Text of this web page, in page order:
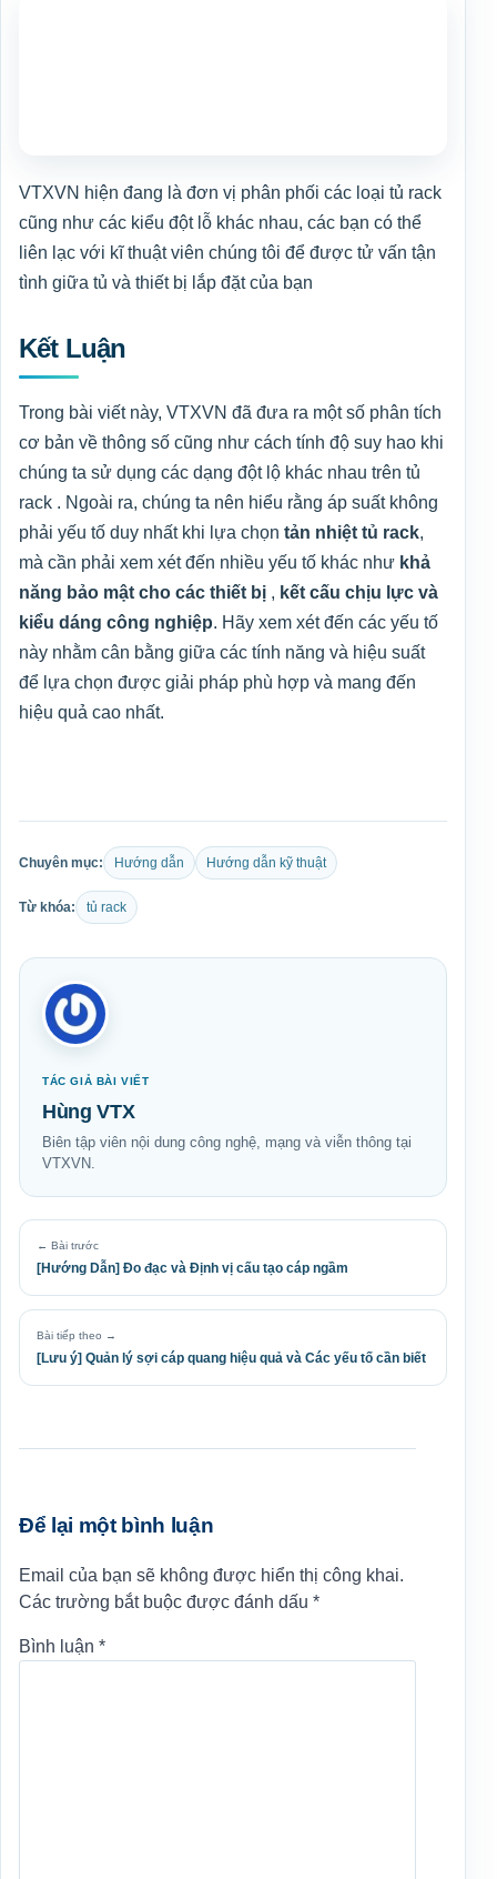
VTXVN hiện đang là đơn vị phân phối các loại tủ rack
cũng như các kiểu đột lỗ khác nhau, các bạn có thể
liên lạc với kĩ thuật viên chúng tôi để được tử vấn tận
tình giữa tủ và thiết bị lắp đặt của bạn
Kết Luận
Trong bài viết này, VTXVN đã đưa ra một số phân tích
cơ bản về thông số cũng như cách tính độ suy hao khi
chúng ta sử dụng các dạng đột lộ khác nhau trên tủ
rack . Ngoài ra, chúng ta nên hiểu rằng áp suất không
phải yếu tố duy nhất khi lựa chọn tản nhiệt tủ rack,
mà cần phải xem xét đến nhiều yếu tố khác như khả
năng bảo mật cho các thiết bị , kết cấu chịu lực và
kiểu dáng công nghiệp. Hãy xem xét đến các yếu tố
này nhằm cân bằng giữa các tính năng và hiệu suất
để lựa chọn được giải pháp phù hợp và mang đến
hiệu quả cao nhất.
Chuyên mục: Hướng dẫn Hướng dẫn kỹ thuật
Từ khóa: tủ rack
TÁC GIẢ BÀI VIẾT
Hùng VTX
Biên tập viên nội dung công nghệ, mạng và viễn thông tại
VTXVN.
← Bài trước
[Hướng Dẫn] Đo đạc và Định vị cấu tạo cáp ngầm
Bài tiếp theo →
[Lưu ý] Quản lý sợi cáp quang hiệu quả và Các yếu tố cần biết
Để lại một bình luận
Email của bạn sẽ không được hiển thị công khai.
Các trường bắt buộc được đánh dấu *
Bình luận *